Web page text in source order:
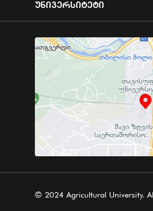
Უნივერსიტეტი
© 2024 Agricultural University.